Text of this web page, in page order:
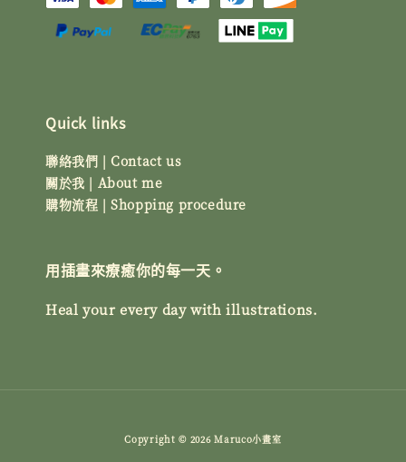
Quick links
聯絡我們 | Contact us
關於我 | About me
購物流程 | Shopping procedure
用插畫來療癒你的每一天。
Heal your every day with illustrations.
Copyright © 2026 Maruco小畫室